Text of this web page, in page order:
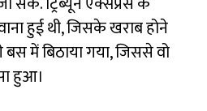
हुई थी, जिसके खराब होने
बस में बिठाया गया, जिससे वो
हुआ।